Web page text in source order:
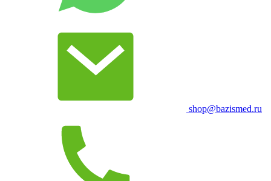
shop@bazismed.ru